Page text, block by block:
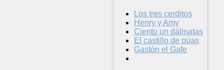
Los tres cerditos
Henry y Amy
Ciento un dálmatas
El castillo de púas
Gastón el Gafe